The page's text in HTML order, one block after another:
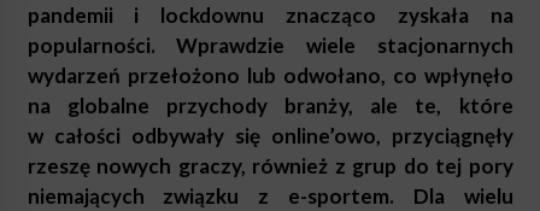
pandemii i lockdownu znacząco zyskała na
popularności. Wprawdzie wiele stacjonarnych
wydarzeń przełożono lub odwołano, co wpłynęło
na globalne przychody branży, ale te, które
w całości odbywały się online’owo, przyciągnęły
rzeszę nowych graczy, również z grup do tej pory
niemających związku z e-sportem. Dla wielu